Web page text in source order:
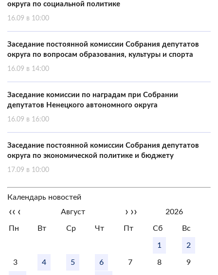
округа по социальной политике
16.09 в 10:00
Заседание постоянной комиссии Собрания депутатов
округа по вопросам образования, культуры и спорта
16.09 в 14:00
Заседание комиссии по наградам при Собрании
депутатов Ненецкого автономного округа
16.09 в 16:00
Заседание постоянной комиссии Собрания депутатов
округа по экономической политике и бюджету
17.09 в 10:00
Календарь новостей
‹‹ ‹ Август › ›› 2026
Пн Вт Ср Чт Пт Сб Вс
1 2
3 4 5 6 7 8 9